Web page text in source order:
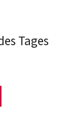
Tages